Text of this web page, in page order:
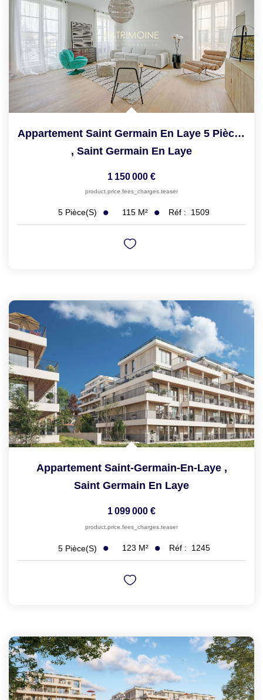
Appartement Saint Germain En Laye 5 Pièce(s) 115.25 M2
, Saint Germain En Laye
1 150 000 €
product.price.fees_charges.teaser
5 Pièce(s) 115 M² Réf : 1509
Appartement Saint-Germain-En-Laye ,
Saint Germain En Laye
1 099 000 €
product.price.fees_charges.teaser
5 Pièce(s) 123 M² Réf : 1245